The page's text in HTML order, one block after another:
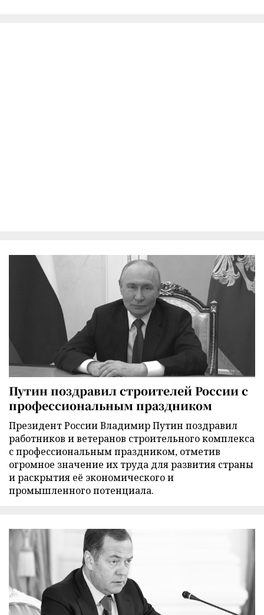
Путин поздравил строителей России с
профессиональным праздником
Президент России Владимир Путин поздравил
работников и ветеранов строительного комплекса
с профессиональным праздником, отметив
огромное значение их труда для развития страны
и раскрытия её экономического и
промышленного потенциала.